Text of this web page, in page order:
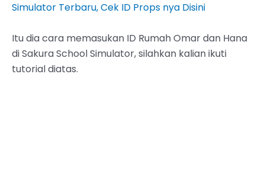
Simulator Terbaru, Cek ID Props nya Disini
Itu dia cara memasukan ID Rumah Omar dan Hana
di Sakura School Simulator, silahkan kalian ikuti
tutorial diatas.